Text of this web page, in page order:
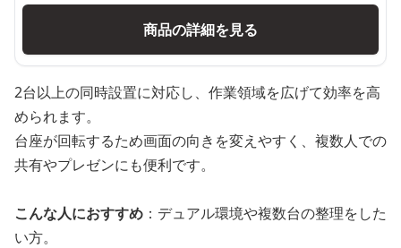
商品の詳細を見る
2台以上の同時設置に対応し、作業領域を広げて効率を高
められます。
台座が回転するため画面の向きを変えやすく、複数人での
共有やプレゼンにも便利です。
こんな人におすすめ ：デュアル環境や複数台の整理をした
い方。